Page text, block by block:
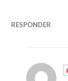
RESPONDER